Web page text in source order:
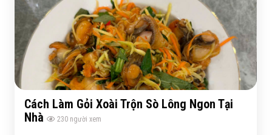
Cách Làm Gỏi Xoài Trộn Sò Lông Ngon Tại
Nhà
230 người xem